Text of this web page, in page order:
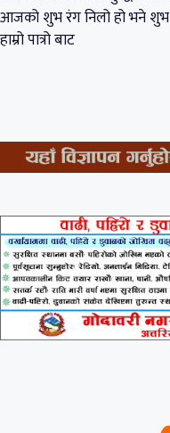
आजको शुभ रंग निलो हो भने
हाम्रो पात्रो बाट